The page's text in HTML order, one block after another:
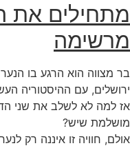
מתחילים את
מרשימה
בר מצווה הוא הרגע בו
ירושלים, עם ההיסטוריה
אז למה לא לשלב את שני
מושלמת שיש?
אולם, חוויה זו איננה רק